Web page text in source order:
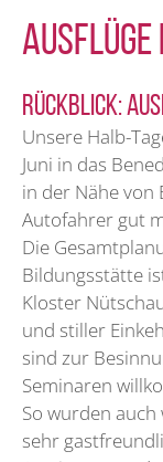
Rückblick:
Unsere Halb-
Juni in das
in der Nähe von
Autofahrer gut
Die
Bildungsstätte
Kloster
und stiller
sind zur
Seminaren
So wurden auch
sehr